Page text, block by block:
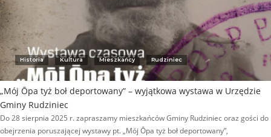
Historia Kultura Mieszkańcy Rudziniec
„Mój Ōpa tyż boł deportowany” – wyjątkowa wystawa w Urzędzie
Gminy Rudziniec
Do 28 sierpnia 2025 r. zapraszamy mieszkańców Gminy Rudziniec oraz gości do
obejrzenia poruszającej wystawy pt. „Mój Ōpa tyż boł deportowany”,